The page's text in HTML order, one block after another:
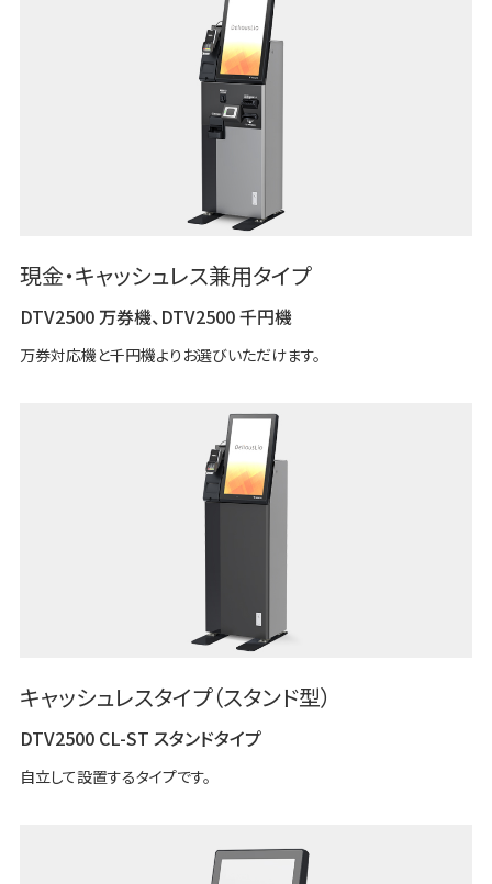
現金・キャッシュレス兼用タイプ
DTV2500 万券機、DTV2500 千円機
万券対応機と千円機よりお選びいただけます。
キャッシュレスタイプ（スタンド型）
DTV2500 CL-ST スタンドタイプ
自立して設置するタイプです。